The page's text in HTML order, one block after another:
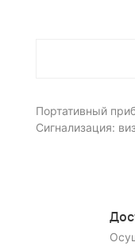
Портативный
Сигнализация: